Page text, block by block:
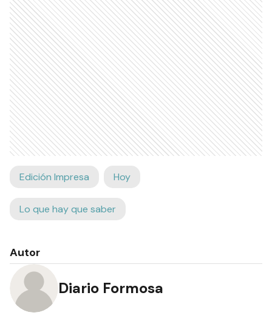
Edición Impresa Hoy
Lo que hay que saber
Autor
Diario Formosa